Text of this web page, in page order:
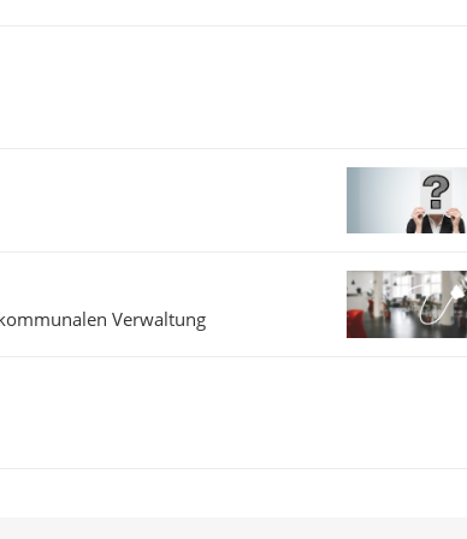
Verwaltung